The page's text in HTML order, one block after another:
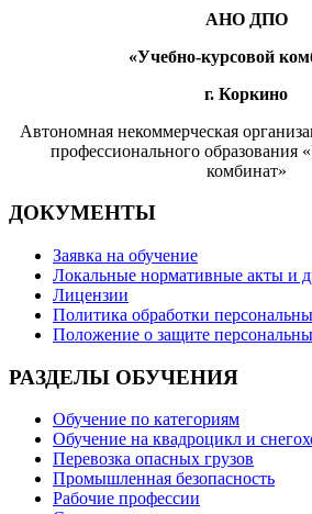
АНО ДПО
«Учебно-курсовой
г. Коркино
Автономная некоммерческая
профессионального образования
комбинат»
ДОКУМЕНТЫ
Заявка на обучение
Локальные нормативные акты и
Лицензии
Политика обработки
Положение о защите
РАЗДЕЛЫ ОБУЧЕНИЯ
Обучение по категориям
Обучение на квадроцикл и
Перевозка опасных грузов
Промышленная безопасность
Рабочие профессии